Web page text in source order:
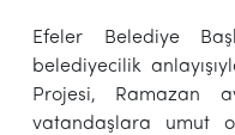
Efeler Belediye
belediyecilik
Projesi, Ramazan
vatandaşlara umut